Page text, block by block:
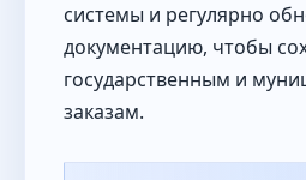
системы и регулярно
документацию, чтобы
государственным и
заказам.